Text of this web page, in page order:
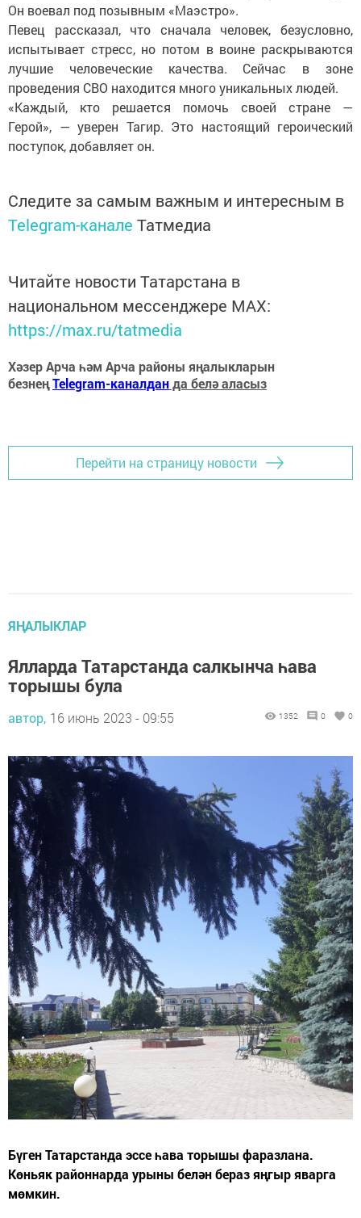
Он воевал под позывным «Маэстро».
Певец рассказал, что сначала человек, безусловно,
испытывает стресс, но потом в воине раскрываются
лучшие человеческие качества. Сейчас в зоне
проведения СВО находится много уникальных людей.
«Каждый, кто решается помочь своей стране —
Герой», — уверен Тагир. Это настоящий героический
поступок, добавляет он.
Следите за самым важным и интересным в
Telegram-канале Татмедиа
Читайте новости Татарстана в
национальном мессенджере MАХ:
https://max.ru/tatmedia
Хәзер Арча һәм Арча районы яңалыкларын
безнеңTelegram-каналданда белә аласыз
Перейти на страницу новости
ЯҢАЛЫКЛАР
Ялларда Татарстанда салкынча һава
торышы була
автор, 16 июнь 2023 - 09:55 1352 0 0
Бүген Татарстанда эссе һава торышы фаразлана.
Көньяк районнарда урыны белән бераз яңгыр яварга
мөмкин.